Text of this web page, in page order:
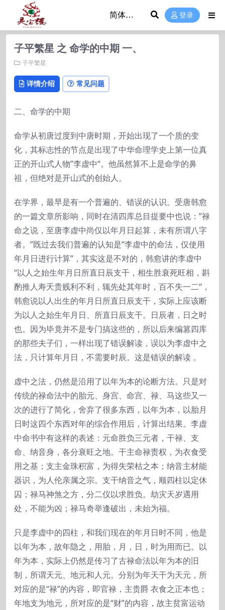
登录
子平繁星 之 命学的中期 一、
子平繁星
详情介绍 常见问题
二、命学的中期
命学从初唐过度到中唐时期，开始出现了一个质的变
化，其标志性的节点是出现了中华命理学史上第一位真
正的开山式人物”李虚中“。他虽然算不上是命学的鼻
祖，但绝对是开山式的创始人。
在学界，最早是有一个普遍的、错误的认识。受唐韩愈
的一篇文章所影响，同时在清四库总目提要中也说：”禄
命之说，至唐李虚中尚仅以年月日起算，未有所谓八字
者。”既过去我们普遍的认知是“李虚中的命法，仅使用
年月日进行计算”，其实这是不对的，韩愈讲的李虚中
“以人之始生年月日所直日辰支干，相生胜衰死旺相，斟
酌推人寿夭贵贱利不利，辄先处其年时，百不失一二“，
韩愈说以人出生的年月日所直日辰支干，实际上应该断
为以人之始生年月日、所直日辰支干。日辰者，日之时
也。因为毕竟并不是专门搞这些的，所以后来编篡四库
的那些夫子们，一样出现了错误解读，误以为李虚中之
法，只计算年月日，不需要时辰。这是错误的解读 。
虚中之法，仍然是沿用了以年为本的论断方法。只是对
传统的禄命法中的胎元、身宫、命宫、禄、马这些又一
次的进行了简化，舍弃了很多东西，以年为本，以胎月
日时这四个东西对年的综合作用后，计算出结果。李虚
中命书中有这样的表述：元命胜负三元者，干禄、支
命、纳音身，各分衰旺之地。干主命禄责权，为衣食受
用之基；支主金珠积富，为得失荣枯之本；纳音主材能
器识，为人伦亲属之宗。支干纳音之气，顺四柱以定休
囚；禄马神煞之方，分二仪以求胜负。劫灾天岁遇用
处，不能为凶；禄马奇举逢破出，未始为福。
只是李虚中的四柱，和我们现在的年月日时不同，他是
以年为本，故年隐之，用胎，月，日，时为用而已。以
年为本，实际上仍然是传习了古禄命法以年为本的旧
制，所谓天元、地元和人元。分别为年天干为天元，所
对应的是“禄”的内容，即官禄，主贵爵 衣食之正本也；
年地支为地元，所对应的是“财”的内容，故主贫富运动